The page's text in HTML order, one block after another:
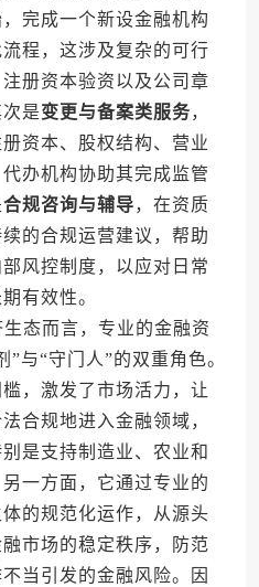
完成一个新设金融机构
程，这涉及复杂的可行
册资本验资以及公司章
是变更与备案类服务，
资本、股权结构、营业
办机构协助其完成监管
合规咨询与辅导，在资质
的合规运营建议，帮助
风控制度，以应对日常
有效性。
而言，专业的金融资
与“守门人”的双重角色。
，激发了市场活力，让
合规地进入金融领域，
是支持制造业、农业和
一方面，它通过专业的
的规范化运作，从源头
市场的稳定秩序，防范
当引发的金融风险。因